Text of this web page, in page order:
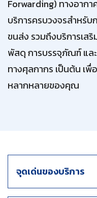
Forwarding) ทางอากา
บริการครบวงจรสำหรับ
ขนส่ง รวมถึงบริการเส
พัสดุ การบรรจุภัณฑ์ แล
ทางศุลกากร เป็นต้น เ
หลากหลายของคุณ
จุดเด่นของบริการ